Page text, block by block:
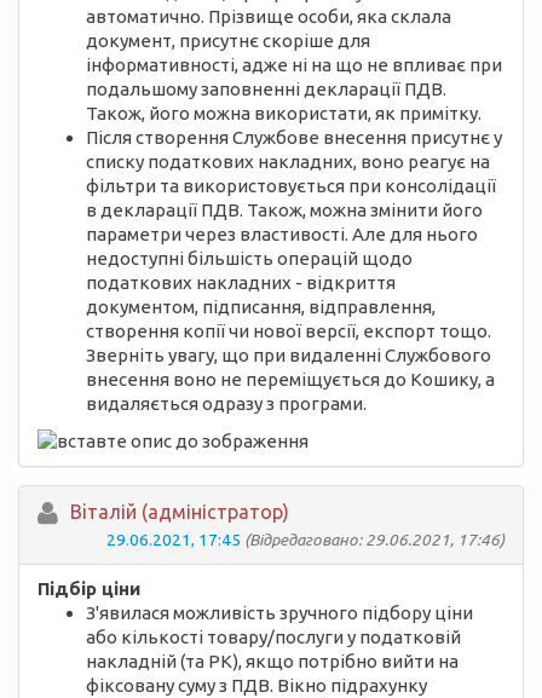
автоматично. Прізвище особи, яка склала
документ, присутнє скоріше для
інформативності, адже ні на що не впливає при
подальшому заповненні декларації ПДВ.
Також, його можна використати, як примітку.
Після створення Службове внесення присутнє у
списку податкових накладних, воно реагує на
фільтри та використовується при консолідації
в декларації ПДВ. Також, можна змінити його
параметри через властивості. Але для нього
недоступні більшість операцій щодо
податкових накладних - відкриття
документом, підписання, відправлення,
створення копії чи нової версії, експорт тощо.
Зверніть увагу, що при видаленні Службового
внесення воно не переміщується до Кошику, а
видаляється одразу з програми.
Вiталій (адміністратор)
29.06.2021, 17:45 (Відредаговано: 29.06.2021, 17:46)
Підбір ціни
З'явилася можливість зручного підбору ціни
або кількості товару/послуги у податковій
накладній (та РК), якщо потрібно вийти на
фіксовану суму з ПДВ. Вікно підрахунку